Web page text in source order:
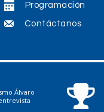
Programación
Contáctanos
Álvaro